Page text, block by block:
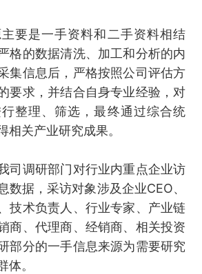
要是一手资料和二手资料相结
格的数据清洗、加工和分析的内
集信息后，严格按照公司评估方
要求，并结合自身专业经验，对
整理、筛选，最终通过综合统
相关产业研究成果。
司调研部门对行业内重点企业访
数据，采访对象涉及企业CEO、
技术负责人、行业专家、产业链
商、代理商、经销商、相关投资
部分的一手信息来源为需要研究
体。